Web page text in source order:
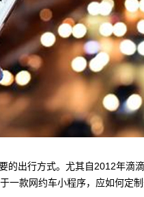
出行方式。尤其自2012年滴
一款网约车小程序，应如何定